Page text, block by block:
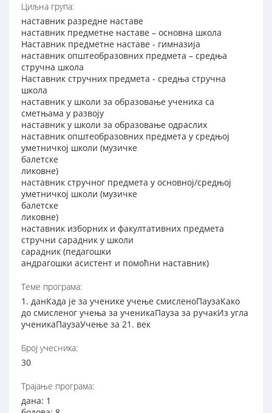
Циљна група:
наставник разредне наставе
наставник предметне наставе – основна школа
Наставник предметне наставе - гимназија
наставник општеобразовних предмета – средња
стручна школа
Наставник стручних предмета - средња стручна
школа
наставник у школи за образовање ученика са
сметњама у развоју
наставник у школи за образовање одраслих
наставник општеобразовних предмета у средњој
уметничкој школи (музичке
балетске
ликовне)
наставник стручног предмета у основној/средњој
уметничкој школи (музичке
балетске
ликовне)
наставник изборних и факултативних предмета
стручни сарадник у школи
сарадник (педагошки
андрагошки асистент и помоћни наставник)
Теме програма:
1. данКада је за ученике учење смисленоПаузаКако
до смисленог учења за ученикаПауза за ручакИз угла
ученикаПаузаУчење за 21. век
Број учесника:
30
Трајање програма:
дана: 1